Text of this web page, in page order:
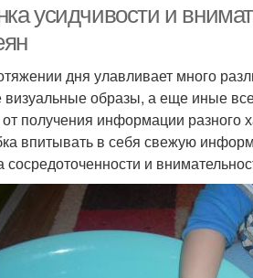
усидчивости и
дня улавливает много
образы, а еще иные
получения информации
впитывать в себя свежую
и